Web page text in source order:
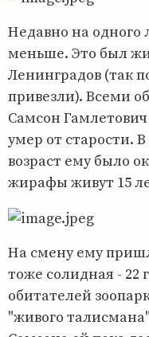
Недавно на одного
меньше. Это был
Ленинградов (так
привезли). Всеми
Самсон
умер от старости.
возраст ему было
жирафы живут 15
На смену ему
тоже солидная - 22
обитателей
"живого